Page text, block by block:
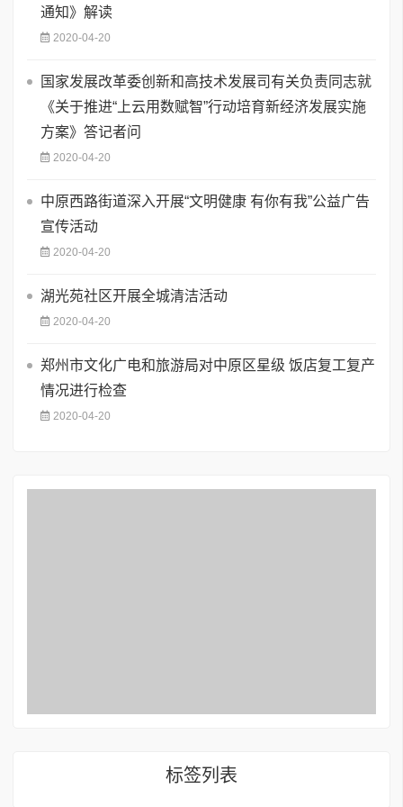
通知》解读
2020-04-20
国家发展改革委创新和高技术发展司有关负责同志就
《关于推进“上云用数赋智”行动培育新经济发展实施
方案》答记者问
2020-04-20
中原西路街道深入开展“文明健康 有你有我”公益广告
宣传活动
2020-04-20
湖光苑社区开展全城清洁活动
2020-04-20
郑州市文化广电和旅游局对中原区星级 饭店复工复产
情况进行检查
2020-04-20
标签列表